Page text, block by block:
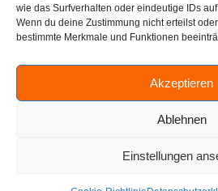
wie das Surfverhalten oder eindeutige IDs
Wenn du deine Zustimmung nicht erteilst
bestimmte Merkmale und Funktionen
Akzeptieren
Ablehnen
Einstellungen